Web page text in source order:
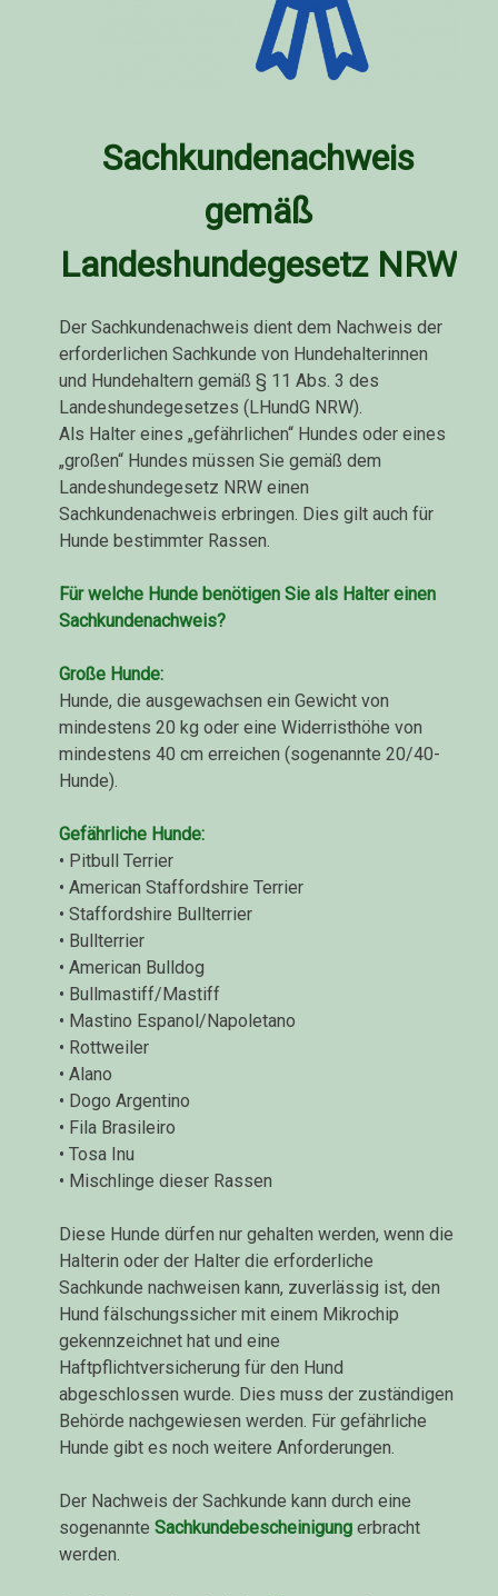
Sachkundenachweis
gemäß
Landeshundegesetz NRW
Der Sachkundenachweis dient dem Nachweis der
erforderlichen Sachkunde von Hundehalterinnen
und Hundehaltern gemäß § 11 Abs. 3 des
Landeshundegesetzes (LHundG NRW).
Als Halter eines „gefährlichen“ Hundes oder eines
„großen“ Hundes müssen Sie gemäß dem
Landeshundegesetz NRW einen
Sachkundenachweis erbringen. Dies gilt auch für
Hunde bestimmter Rassen.
Für welche Hunde benötigen Sie als Halter einen
Sachkundenachweis?
Große Hunde:
Hunde, die ausgewachsen ein Gewicht von
mindestens 20 kg oder eine Widerristhöhe von
mindestens 40 cm erreichen (sogenannte 20/40-
Hunde).
Gefährliche Hunde:
• Pitbull Terrier
• American Staffordshire Terrier
• Staffordshire Bullterrier
• Bullterrier
• American Bulldog
• Bullmastiff/Mastiff
• Mastino Espanol/Napoletano
• Rottweiler
• Alano
• Dogo Argentino
• Fila Brasileiro
• Tosa Inu
• Mischlinge dieser Rassen
Diese Hunde dürfen nur gehalten werden, wenn die
Halterin oder der Halter die erforderliche
Sachkunde nachweisen kann, zuverlässig ist, den
Hund fälschungssicher mit einem Mikrochip
gekennzeichnet hat und eine
Haftpflichtversicherung für den Hund
abgeschlossen wurde. Dies muss der zuständigen
Behörde nachgewiesen werden. Für gefährliche
Hunde gibt es noch weitere Anforderungen.
Der Nachweis der Sachkunde kann durch eine
sogenannte Sachkundebescheinigungerbracht
werden.